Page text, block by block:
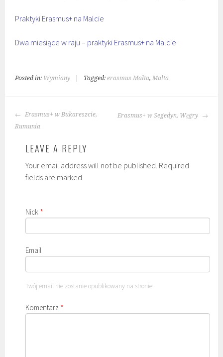
Praktyki Erasmus+ na Malcie
Dwa miesiące w raju – praktyki Erasmus+ na Malcie
Posted in: Wymiany Tagged:erasmus Malta,Malta
POST
NAVIGATION
Erasmus+ w Bukareszcie,
Rumunia
Erasmus+ w Segedyn, Węgry
LEAVE A REPLY
Your email address will not be published. Required
fields are marked
Nick *
Email
Twój email nie zostanie opublikowany na stronie.
Komentarz *